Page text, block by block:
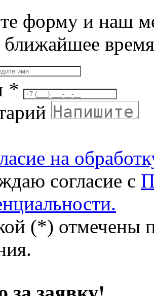
форму и наш
ближайшее время
*
на
согласие с
(*) отмечены